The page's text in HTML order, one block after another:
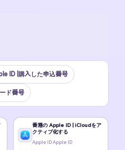
ID |購入した申込番号
ド番号
香港の Apple ID | iCloudをア
クティブ化する
Apple ID Apple ID